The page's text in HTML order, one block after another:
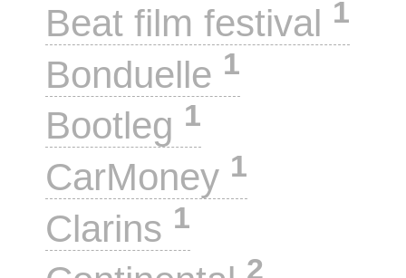
Beat film festival 1
Bonduelle 1
Bootleg 1
CarMoney 1
Clarins 1
2